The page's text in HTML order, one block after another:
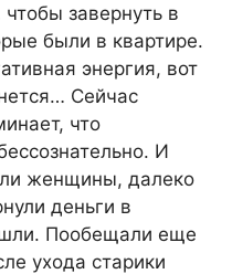
завернуть в
были в квартире.
энергия, вот
Сейчас
что
И
женщины, далеко
деньги в
Пообещали еще
ухода старики